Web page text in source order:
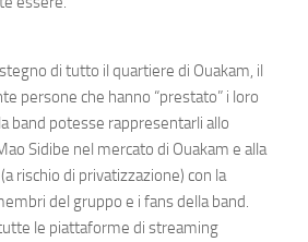
di tutto il quartiere di Ouakam, il
persone che hanno “prestato” i loro
band potesse rappresentarli allo
Sidibe nel mercato di Ouakam e alla
rischio di privatizzazione) con la
del gruppo e i fans della band.
le piattaforme di streaming